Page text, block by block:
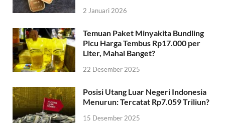
2 Januari 2026
Temuan Paket Minyakita Bundling
Picu Harga Tembus Rp17.000 per
Liter, Mahal Banget?
22 Desember 2025
Posisi Utang Luar Negeri Indonesia
Menurun: Tercatat Rp7.059 Triliun?
15 Desember 2025